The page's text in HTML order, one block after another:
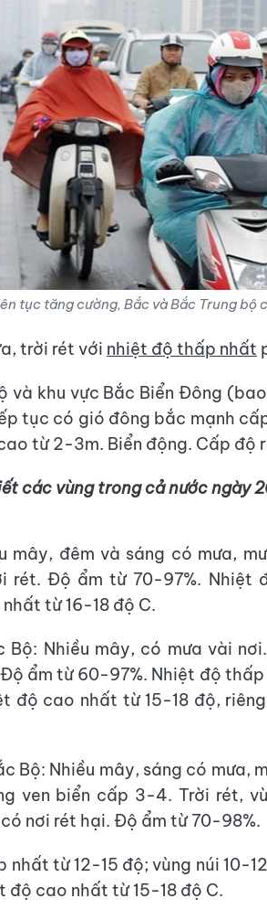
tục tăng cường, Bắc và Bắc Trung bộ
trời rét với nhiệt độ thấp nhất
và khu vực Bắc Biển Đông
tục có gió đông bắc mạnh
từ 2-3m. Biển động. Cấp độ
các vùng trong cả nước ngày
mây, đêm và sáng có mưa,
rét. Độ ẩm từ 70-97%. Nhiệt
từ 16-18 độ C.
Bộ: Nhiều mây, có mưa vài
ẩm từ 60-97%. Nhiệt độ
độ cao nhất từ 15-18 độ,
Bộ: Nhiều mây, sáng có mưa,
ven biển cấp 3-4. Trời rét,
nơi rét hại. Độ ẩm từ 70-98%.
nhất từ 12-15 độ; vùng núi 10-
độ cao nhất từ 15-18 độ C.